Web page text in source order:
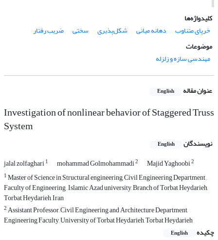
کلیدواژه‌ها
خرپای متناوب
دهانه میانی شکل‌پذیری سختی
ضریب رفتار
موضوعات
مهندسی سازه و زلزله
عنوان مقاله English
Investigation of nonlinear behavior of Staggered Truss
System
نویسندگان English
jalal zolfaghari1 mohammad Golmohammadi2 Majid Yaghoobi2
1Master of Science in Structural engineering, Civil Engineering Department ,
Faculty of Engineering , Islamic Azad university, Branch of Torbat Heydarieh,
Torbat Heydarieh, Iran
2Assistant Professor, Civil Engineering and Architecture Department,
Engineering Faculty, University of Torbat Heydarieh, Torbat Heydarieh
چکیده
English